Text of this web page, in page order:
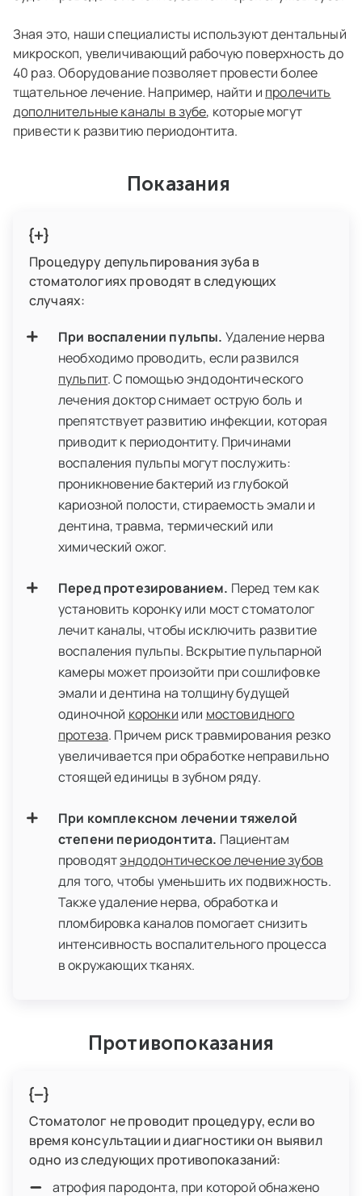
Зная это, наши специалисты используют дентальный
микроскоп, увеличивающий рабочую поверхность до
40 раз. Оборудование позволяет провести более
тщательное лечение. Например, найти и пролечить
дополнительные каналы в зубе, которые могут
привести к развитию периодонтита.
Показания
Процедуру депульпирования зуба в
стоматологиях проводят в следующих
случаях:
При воспалении пульпы. Удаление нерва
необходимо проводить, если развился
пульпит. С помощью эндодонтического
лечения доктор снимает острую боль и
препятствует развитию инфекции, которая
приводит к периодонтиту. Причинами
воспаления пульпы могут послужить:
проникновение бактерий из глубокой
кариозной полости, стираемость эмали и
дентина, травма, термический или
химический ожог.
Перед протезированием. Перед тем как
установить коронку или мост стоматолог
лечит каналы, чтобы исключить развитие
воспаления пульпы. Вскрытие пульпарной
камеры может произойти при сошлифовке
эмали и дентина на толщину будущей
одиночной коронки или мостовидного
протеза. Причем риск травмирования резко
увеличивается при обработке неправильно
стоящей единицы в зубном ряду.
При комплексном лечении тяжелой
степени периодонтита. Пациентам
проводятэндодонтическое лечение зубов
для того, чтобы уменьшить их подвижность.
Также удаление нерва, обработка и
пломбировка каналов помогает снизить
интенсивность воспалительного процесса
в окружающих тканях.
Противопоказания
Стоматолог не проводит процедуру, если во
время консультации и диагностики он выявил
одно из следующих противопоказаний:
атрофия пародонта, при которой обнажено